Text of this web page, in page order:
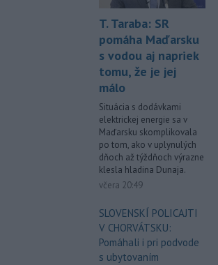
T. Taraba: SR
pomáha Maďarsku
s vodou aj napriek
tomu, že je jej
málo
Situácia s dodávkami
elektrickej energie sa v
Maďarsku skomplikovala
po tom, ako v uplynulých
dňoch až týždňoch výrazne
klesla hladina Dunaja.
včera 20:49
SLOVENSKÍ POLICAJTI
V CHORVÁTSKU:
Pomáhali i pri podvode
s ubytovaním